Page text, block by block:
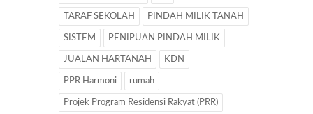
TARAF SEKOLAH PINDAH MILIK TANAH
SISTEM PENIPUAN PINDAH MILIK
JUALAN HARTANAH KDN
PPR Harmoni rumah
Projek Program Residensi Rakyat (PRR)